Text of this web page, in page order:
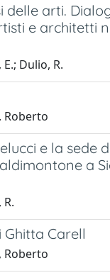
delle arti.
e architetti
Dulio, R.
Roberto
e la sede
a
Carell
Roberto